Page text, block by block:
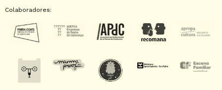
Colaboradores: